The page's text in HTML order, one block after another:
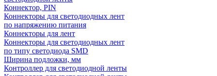
Коннектор, PIN
Коннекторы для светодиодных лент
по напряжению питания
Коннекторы для лент
Коннекторы для светодиодных лент
по типу светодиода SMD
Ширина подложки, мм
Контроллер для светодиодной ленты